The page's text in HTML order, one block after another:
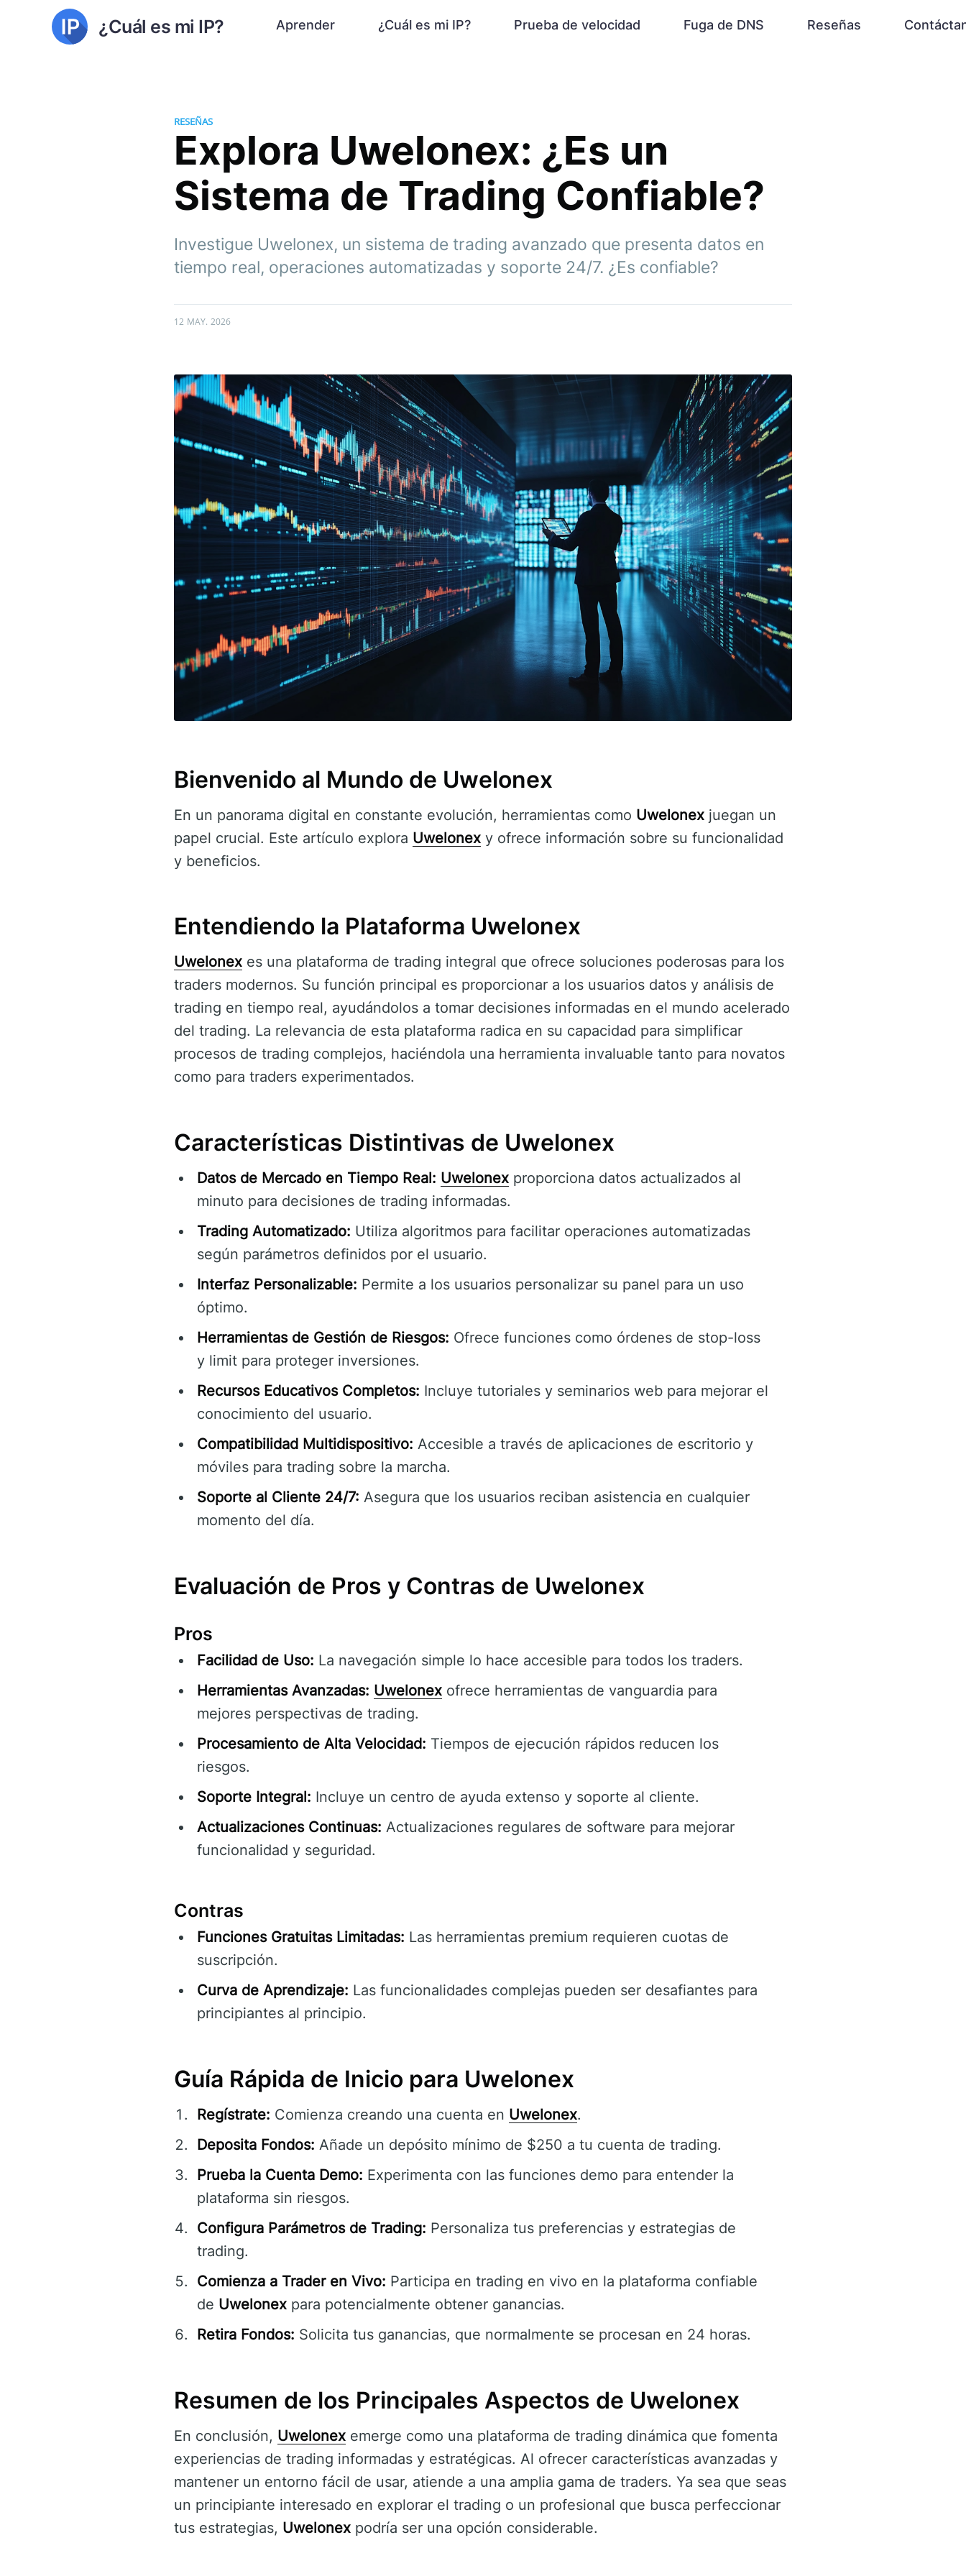
¿Cuál es mi IP? Aprender ¿Cuál es mi IP? Prueba de velocidad Fuga de DNS Reseñas
RESEÑAS
Explora Uwelonex: ¿Es un
Sistema de Trading Confiable?
Investigue Uwelonex, un sistema de trading avanzado que presenta datos en
tiempo real, operaciones automatizadas y soporte 24/7. ¿Es confiable?
12 MAY. 2026
Bienvenido al Mundo de Uwelonex
En un panorama digital en constante evolución, herramientas como Uwelonex juegan un
papel crucial. Este artículo explora Uwelonex y ofrece información sobre su funcionalidad
y beneficios.
Entendiendo la Plataforma Uwelonex
Uwelonex es una plataforma de trading integral que ofrece soluciones poderosas para los
traders modernos. Su función principal es proporcionar a los usuarios datos y análisis de
trading en tiempo real, ayudándolos a tomar decisiones informadas en el mundo acelerado
del trading. La relevancia de esta plataforma radica en su capacidad para simplificar
procesos de trading complejos, haciéndola una herramienta invaluable tanto para novatos
como para traders experimentados.
Características Distintivas de Uwelonex
Datos de Mercado en Tiempo Real: Uwelonex proporciona datos actualizados al
minuto para decisiones de trading informadas.
Trading Automatizado: Utiliza algoritmos para facilitar operaciones automatizadas
según parámetros definidos por el usuario.
Interfaz Personalizable: Permite a los usuarios personalizar su panel para un uso
óptimo.
Herramientas de Gestión de Riesgos: Ofrece funciones como órdenes de stop-loss
y limit para proteger inversiones.
Recursos Educativos Completos: Incluye tutoriales y seminarios web para mejorar el
conocimiento del usuario.
Compatibilidad Multidispositivo: Accesible a través de aplicaciones de escritorio y
móviles para trading sobre la marcha.
Soporte al Cliente 24/7: Asegura que los usuarios reciban asistencia en cualquier
momento del día.
Evaluación de Pros y Contras de Uwelonex
Pros
Facilidad de Uso: La navegación simple lo hace accesible para todos los traders.
Herramientas Avanzadas: Uwelonex ofrece herramientas de vanguardia para
mejores perspectivas de trading.
Procesamiento de Alta Velocidad: Tiempos de ejecución rápidos reducen los
riesgos.
Soporte Integral: Incluye un centro de ayuda extenso y soporte al cliente.
Actualizaciones Continuas: Actualizaciones regulares de software para mejorar
funcionalidad y seguridad.
Contras
Funciones Gratuitas Limitadas: Las herramientas premium requieren cuotas de
suscripción.
Curva de Aprendizaje: Las funcionalidades complejas pueden ser desafiantes para
principiantes al principio.
Guía Rápida de Inicio para Uwelonex
Regístrate: Comienza creando una cuenta en Uwelonex.
Deposita Fondos: Añade un depósito mínimo de $250 a tu cuenta de trading.
Prueba la Cuenta Demo: Experimenta con las funciones demo para entender la
plataforma sin riesgos.
Configura Parámetros de Trading: Personaliza tus preferencias y estrategias de
trading.
Comienza a Trader en Vivo: Participa en trading en vivo en la plataforma confiable
de Uwelonex para potencialmente obtener ganancias.
Retira Fondos: Solicita tus ganancias, que normalmente se procesan en 24 horas.
Resumen de los Principales Aspectos de Uwelonex
En conclusión, Uwelonex emerge como una plataforma de trading dinámica que fomenta
experiencias de trading informadas y estratégicas. Al ofrecer características avanzadas y
mantener un entorno fácil de usar, atiende a una amplia gama de traders. Ya sea que seas
un principiante interesado en explorar el trading o un profesional que busca perfeccionar
tus estrategias, Uwelonex podría ser una opción considerable.